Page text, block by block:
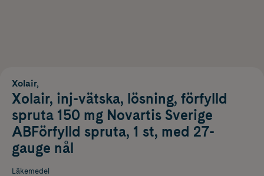
Xolair,
Xolair, inj-vätska, lösning, förfylld
spruta 150 mg Novartis Sverige
ABFörfylld spruta, 1 st, med 27-
gauge nål
Läkemedel